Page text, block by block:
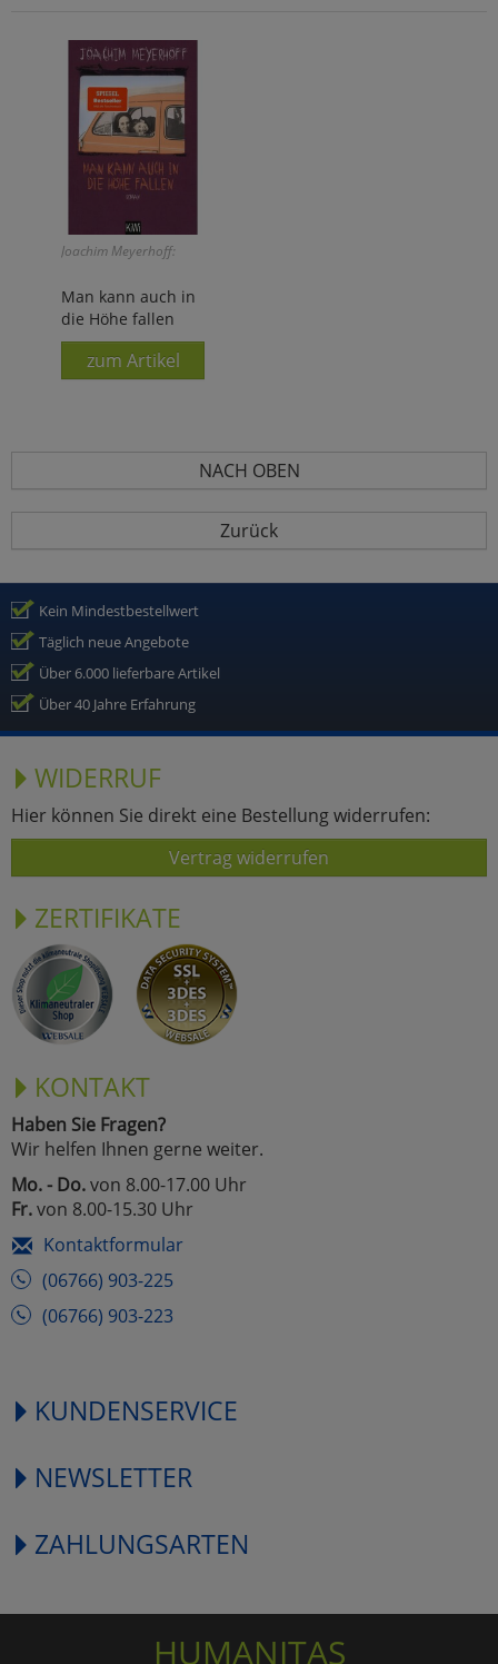
Joachim Meyerhoff:
Man kann auch in
die Höhe fallen
zum Artikel
NACH OBEN
Zurück
Kein Mindestbestellwert
Täglich neue Angebote
Über 6.000 lieferbare Artikel
Über 40 Jahre Erfahrung
WIDERRUF
Hier können Sie direkt eine Bestellung widerrufen:
Vertrag widerrufen
ZERTIFIKATE
KONTAKT
Haben Sie Fragen?
Wir helfen Ihnen gerne weiter.
Mo. - Do.von 8.00-17.00 Uhr
Fr.von 8.00-15.30 Uhr
Kontaktformular
(06766) 903-225
(06766) 903-223
KUNDENSERVICE
NEWSLETTER
ZAHLUNGSARTEN
HUMANITAS